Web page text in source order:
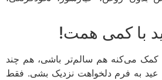
کمی همت!
بهت کمک می‌کنه هم سالم‌تر باشی، هم چند
فرم دلخواهت نزدیک بشی. فقط